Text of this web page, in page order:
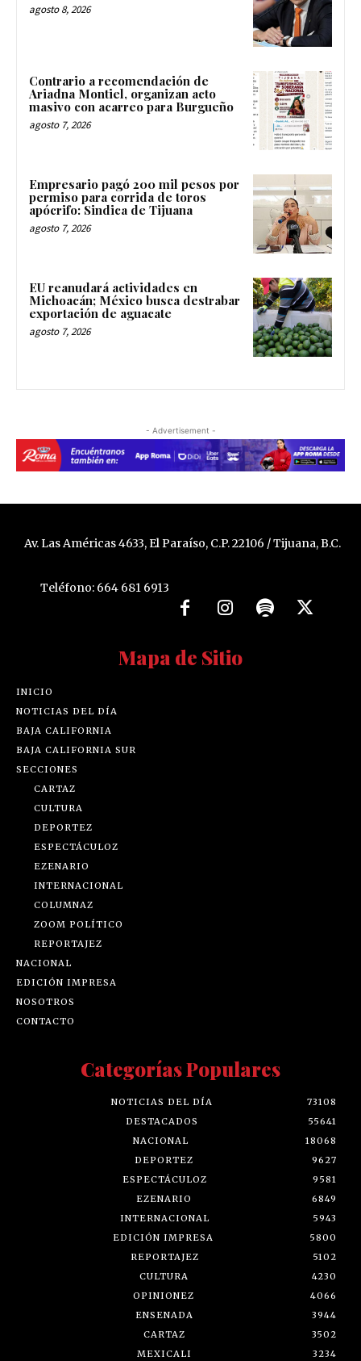
agosto 8, 2026
Contrario a recomendación de
Ariadna Montiel, organizan acto
masivo con acarreo para Burgueño
agosto 7, 2026
Empresario pagó 200 mil pesos por
permiso para corrida de toros
apócrifo: Sindica de Tijuana
agosto 7, 2026
EU reanudará actividades en
Michoacán; México busca destrabar
exportación de aguacate
agosto 7, 2026
- Advertisement -
Av. Las Américas 4633, El Paraíso, C.P. 22106 / Tijuana, B.C.
Teléfono: 664 681 6913
Mapa de Sitio
INICIO
NOTICIAS DEL DÍA
BAJA CALIFORNIA
BAJA CALIFORNIA SUR
SECCIONES
CARTAZ
CULTURA
DEPORTEZ
ESPECTÁCULOZ
EZENARIO
INTERNACIONAL
COLUMNAZ
ZOOM POLÍTICO
REPORTAJEZ
NACIONAL
EDICIÓN IMPRESA
NOSOTROS
CONTACTO
Categorías Populares
NOTICIAS DEL DÍA
73108
DESTACADOS
55641
NACIONAL
18068
DEPORTEZ
9627
ESPECTÁCULOZ
9581
EZENARIO
6849
INTERNACIONAL
5943
EDICIÓN IMPRESA
5800
REPORTAJEZ
5102
CULTURA
4230
OPINIONEZ
4066
ENSENADA
3944
CARTAZ
3502
MEXICALI
3234